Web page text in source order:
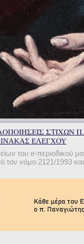
ΣΤΙΧΩΝ
ΕΛΕΓΧΟΥ
του e-περιοδικού
τον νόμο 2121/1993